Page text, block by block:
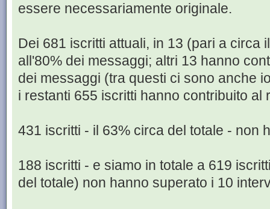
essere necessariamente originale.
Dei 681 iscritti attuali, in 13 (pari a circa
all'80% dei messaggi; altri 13 hanno
dei messaggi (tra questi ci sono anche
i restanti 655 iscritti hanno contribuito al
431 iscritti - il 63% circa del totale - non
188 iscritti - e siamo in totale a 619
del totale) non hanno superato i 10